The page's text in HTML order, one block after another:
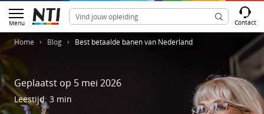
Menu Contact
Home Blog Best betaalde banen van Nederland
Geplaatst op 5 mei 2026
Leestijd: 3 min